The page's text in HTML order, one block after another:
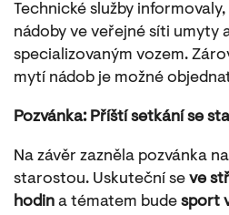
Technické služby
nádoby ve veřejné síti umyty
specializovaným vozem.
mytí nádob je možné
Pozvánka: Příští setkání se
Na závěr zazněla pozvánka
starostou. Uskuteční se ve
hodin a tématem bude sport